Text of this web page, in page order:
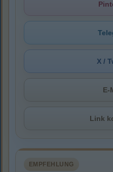
X /
E-
Link
EMPFEHLUNG